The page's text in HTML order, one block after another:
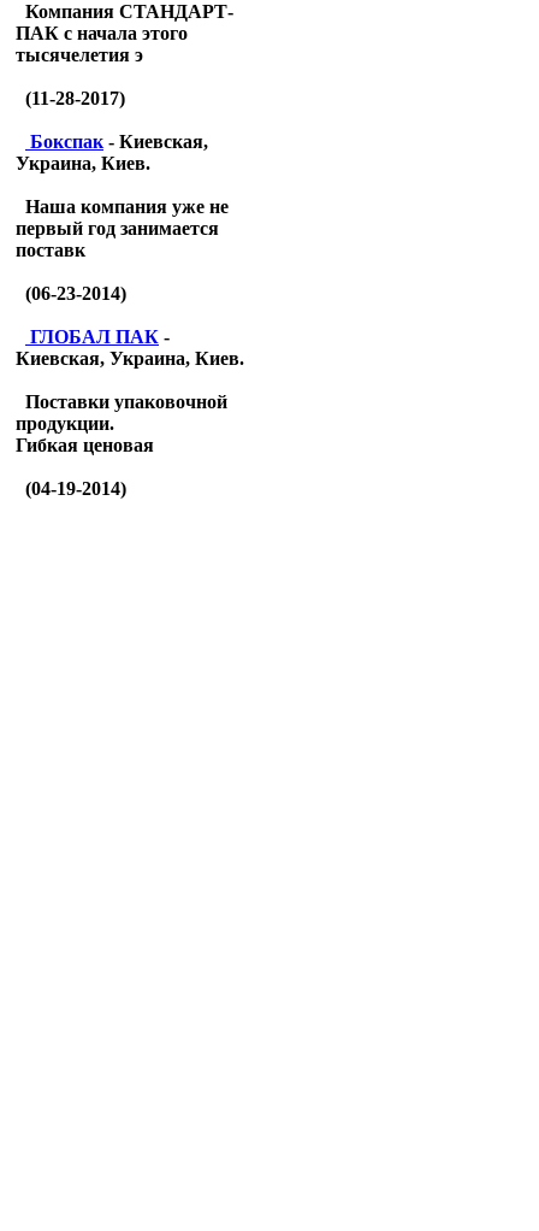
Компания СТАНДАРТ-
ПАК с начала этого
тысячелетия э
(11-28-2017)
Бокспак - Киевская,
Украина, Киев.
Наша компания уже не
первый год занимается
поставк
(06-23-2014)
ГЛОБАЛ ПАК -
Киевская, Украина, Киев.
Поставки упаковочной
продукции.
Гибкая ценовая
(04-19-2014)